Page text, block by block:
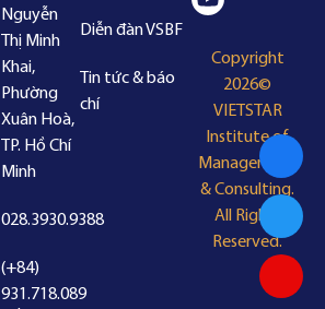
Nguyễn
Thị Minh
Khai,
Phường
Xuân Hoà,
TP. Hồ Chí
Minh
028.3930.9388
(+84)
931.718.089
Diễn đàn VSBF
Tin tức & báo
chí
Copyright
2026©
VIETSTAR
Institute of
Management
& Consulting.
All Rights
Reserved.